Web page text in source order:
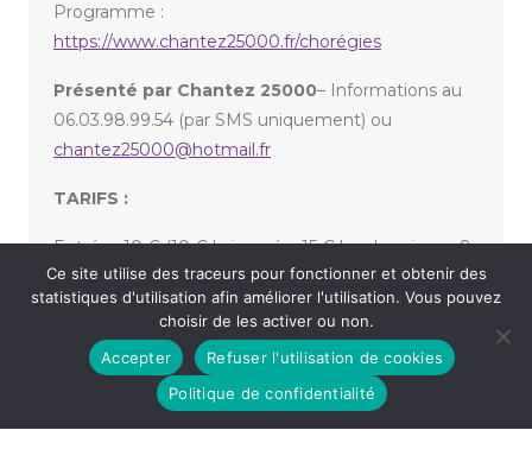
Programme :
https://www.chantez25000.fr/chorégies
Présenté par Chantez 25000– Informations au
06.03.98.99.54 (par SMS uniquement) ou
chantez25000@hotmail.fr
TARIFS :
Entrée : 10 € (10 € la journée, 15 € les deux jours, 8
€ les deux jours en pré commande)
ÉLIE SEMOUN – CACTUS
ÉDOUARD DELOIGNON GRANDIRA PLUS TARD
Ce site utilise des traceurs pour fonctionner et obtenir des
statistiques d'utilisation afin améliorer l'utilisation. Vous pouvez
choisir de les activer ou non.
Accepter
Refuser l'utilisation de cookies
Politique de confidentialité